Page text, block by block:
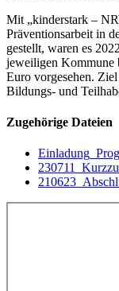
Mit „kinderstark –
Präventionsarbeit in
gestellt, waren es
jeweiligen Kommune
Euro vorgesehen.
Bildungs- und
Zugehörige Dateien